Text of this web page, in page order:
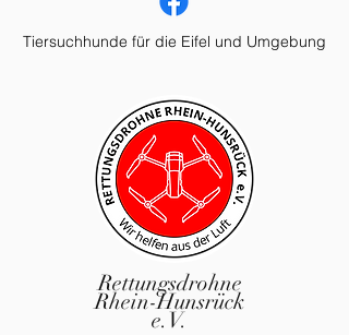
Tiersuchhunde für die Eifel und Umgebung
Rettungsdrohne
Rhein-Hunsrück
e.V.